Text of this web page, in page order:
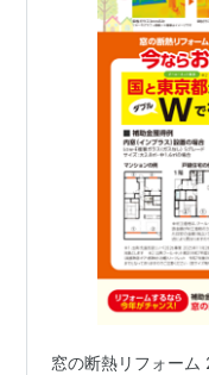
窓の断熱リフォーム